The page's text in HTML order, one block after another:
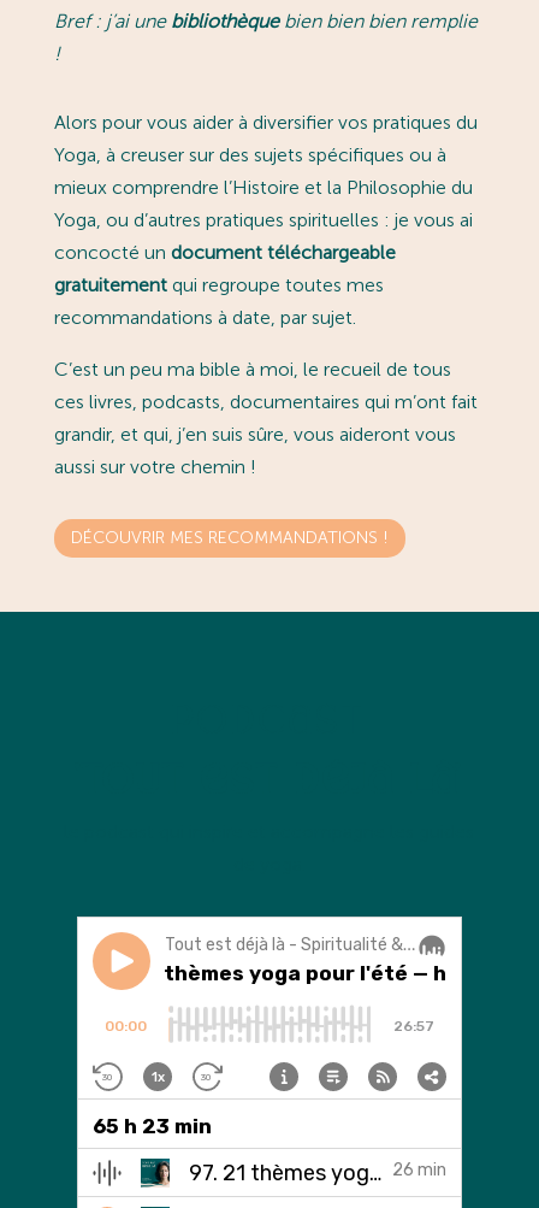
Bref : j’ai une bibliothèquebien bien bien remplie
!
Alors pour vous aider à diversifier vos pratiques du
Yoga, à creuser sur des sujets spécifiques ou à
mieux comprendre l’Histoire et la Philosophie du
Yoga, ou d’autres pratiques spirituelles : je vous ai
concocté un document téléchargeable
gratuitementqui regroupe toutes mes
recommandations à date, par sujet.
C’est un peu ma bible à moi, le recueil de tous
ces livres, podcasts, documentaires qui m’ont fait
grandir, et qui, j’en suis sûre, vous aideront vous
aussi sur votre chemin !
DÉCOUVRIR MES RECOMMANDATIONS !